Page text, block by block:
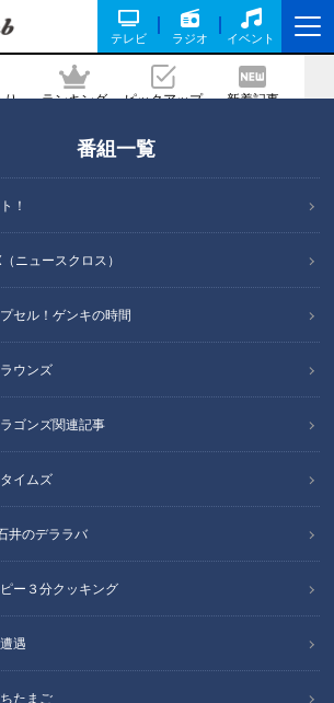
テレビ ラジオ イベント
り ランキング ピックアップ 新着記事
番組一覧
！
ニュースクロス）
セル！ゲンキの時間
ウンズ
ゴンズ関連記事
イムズ
井のデララバ
ー３分クッキング
遇
たまご
中で見つけた宝の泉～
品」提供：アサヒ飲料株式会社
ラム
説風